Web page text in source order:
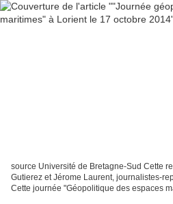
source Université de Bretagne-Sud Cette
Gutierez et Jérome Laurent, journalistes-
Cette journée "Géopolitique des espaces